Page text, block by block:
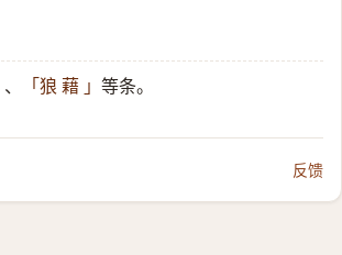
、 「狼 藉 」 等条。
反馈